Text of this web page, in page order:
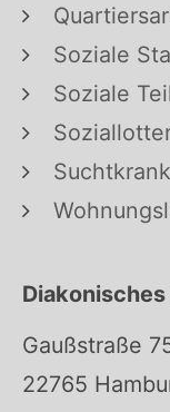
Soziale
Soziale
Gaußstraße
22765